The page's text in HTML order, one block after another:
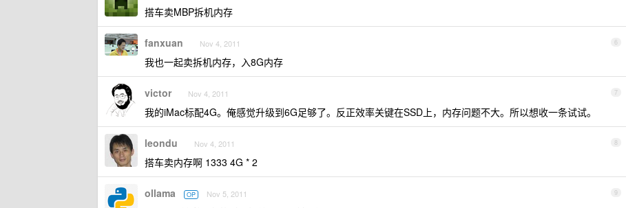
搭车卖MBP拆机内存
6
fanxuan Nov 4, 2011
我也一起卖拆机内存，入8G内存
7
victor Nov 4, 2011
我的iMac标配4G。俺感觉升级到6G足够了。反正效率关键在SSD上，内存问题不大。所以想收一条试试。
8
leondu Nov 4, 2011
搭车卖内存啊 1333 4G * 2
9
ollama OP Nov 5, 2011